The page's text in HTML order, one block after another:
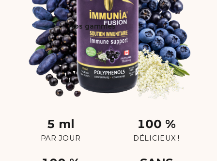
Nos gammes
5 ml
PAR JOUR
100 %
DÉLICIEUX !